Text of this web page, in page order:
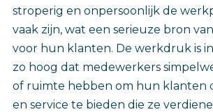
stroperig en onpersoonlijk de
vaak zijn, wat een serieuze bron
voor hun klanten. De werkdruk is
zo hoog dat medewerkers
of ruimte hebben om hun klanten
en service te bieden die ze